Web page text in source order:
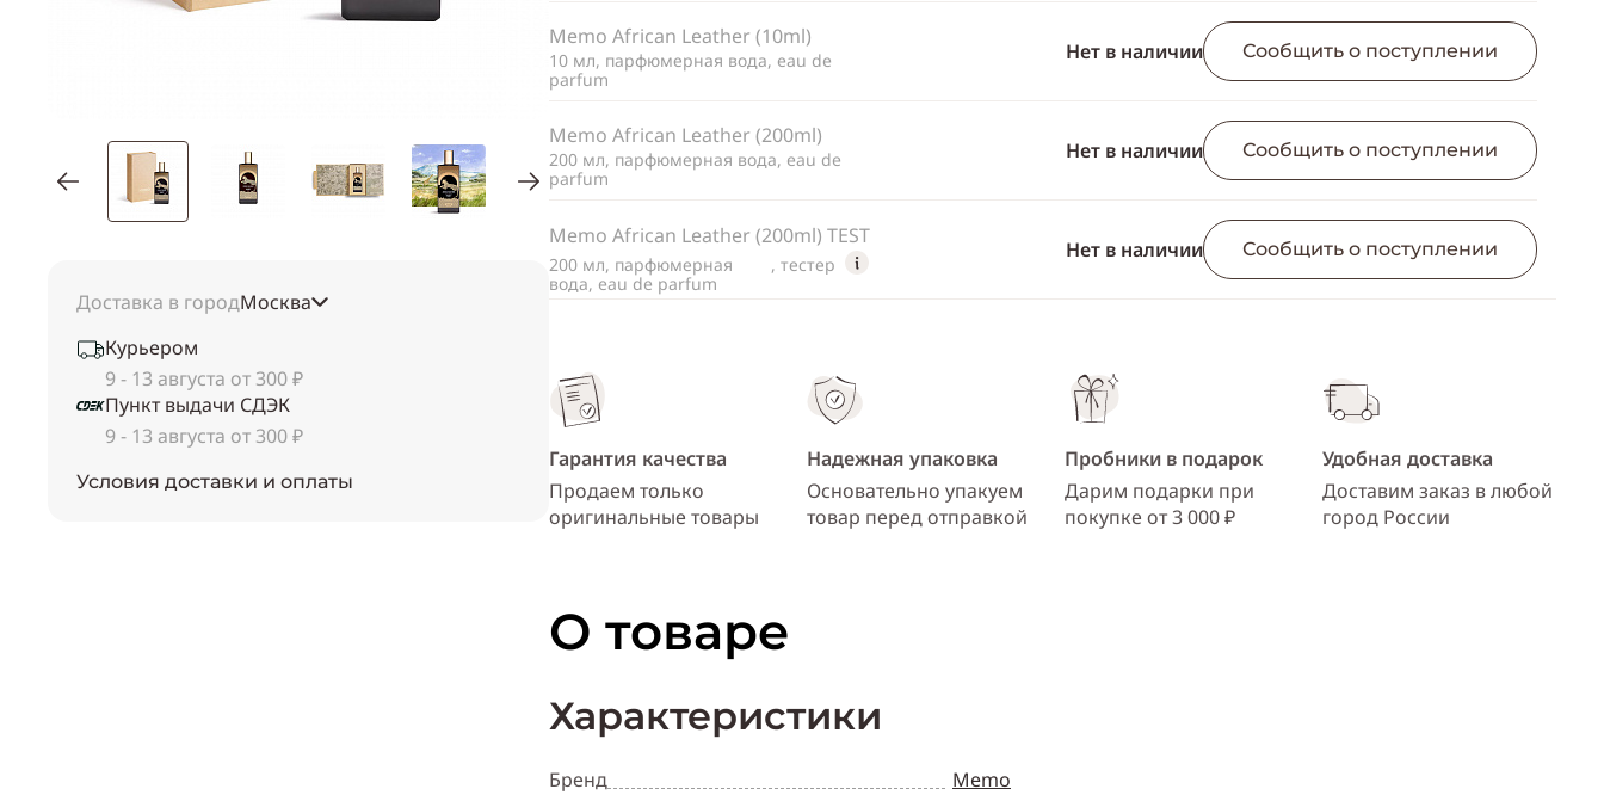
Доставка в городМосква
Курьером
9 - 13 августа от 300 ₽
Пункт выдачи СДЭК
9 - 13 августа от 300 ₽
Условия доставки и оплаты
Memo African Leather (10ml)
10 мл, парфюмерная вода, eau de
parfum
Нет в наличии Сообщить о поступлении
Memo African Leather (200ml)
200 мл, парфюмерная вода, eau de
parfum
Нет в наличии Сообщить о поступлении
Memo African Leather (200ml) TEST
200 мл, парфюмерная
вода, eau de parfum
, тестер
Нет в наличии Сообщить о поступлении
Гарантия качества
Продаем только
оригинальные товары
Надежная упаковка
Основательно упакуем
товар перед отправкой
Пробники в подарок
Дарим подарки при
покупке от 3 000 ₽
Удобная доставка
Доставим заказ в любой
город России
О товаре
Характеристики
Бренд
Memo